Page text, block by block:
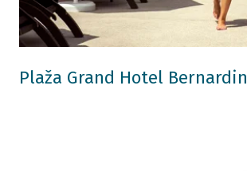
Plaža Grand Hotel Bernardin